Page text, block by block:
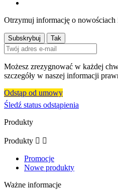
Otrzymuj informację o nowościach
Możesz zrezygnować w każdej
szczegóły w naszej informacji
Odstąp od umowy
Śledź status odstąpienia
Produkty
Produkty  
Promocje
Nowe produkty
Ważne informacje